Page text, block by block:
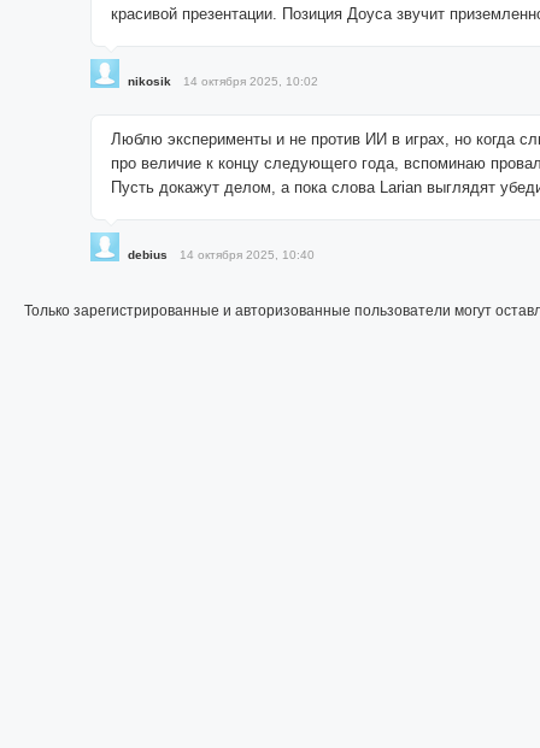
красивой презентации. Позиция Доуса звучит
nikosik 14 октября 2025, 10:02
Люблю эксперименты и не против ИИ в играх, но когда
про величие к концу следующего года, вспоминаю
Пусть докажут делом, а пока слова Larian выглядят
debius 14 октября 2025, 10:40
Только зарегистрированные и авторизованные пользователи могут